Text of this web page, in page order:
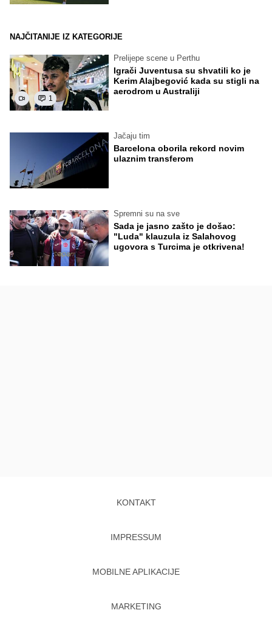
NAJČITANIJE IZ KATEGORIJE
1
Prelijepe scene u Perthu
Igrači Juventusa su shvatili ko je
Kerim Alajbegović kada su stigli na
aerodrom u Australiji
Jačaju tim
Barcelona oborila rekord novim
ulaznim transferom
Spremni su na sve
Sada je jasno zašto je došao:
"Luda" klauzula iz Salahovog
ugovora s Turcima je otkrivena!
KONTAKT
IMPRESSUM
MOBILNE APLIKACIJE
MARKETING